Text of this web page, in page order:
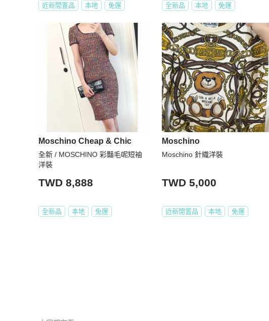
近新閒置品 本地 免運 全新品 本地 免運
Moschino Cheap & Chic
全新 / MOSCHINO 彩豔毛呢短袖
洋裝
TWD 8,888
全新品 本地 免運
Moschino
Moschino 針織洋裝
TWD 5,000
近新閒置品 本地 免運